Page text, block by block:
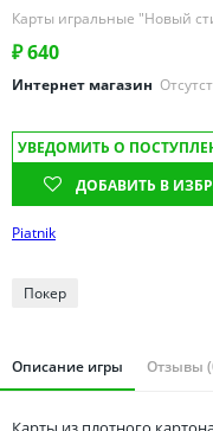
Смоленская область
Ставропольский край
Тамбовская область
Тверская область
Томская область
Тюменская область
Ульяновская область
Карты игральные "Новый
₽640
Интернет магазин
УВЕДОМИТЬ О
ДОБАВИТЬ В
Piatnik
Покер
Описание игры Отзывы